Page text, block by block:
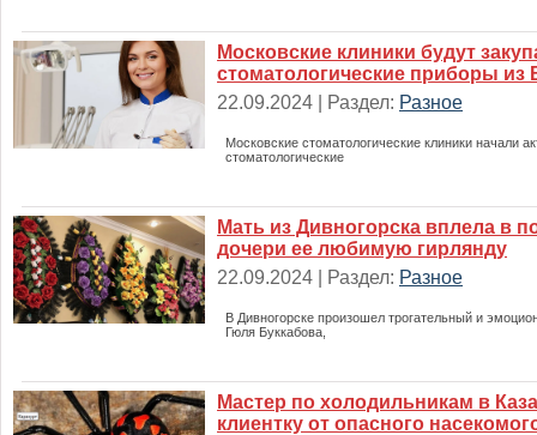
Московские клиники будут
стоматологические приборы из
22.09.2024 | Раздел: Разное
Московские стоматологические клиники начали
стоматологические
Мать из Дивногорска вплела в
дочери ее любимую гирлянду
22.09.2024 | Раздел: Разное
В Дивногорске произошел трогательный и
Гюля Буккабова,
Мастер по холодильникам в
клиентку от опасного